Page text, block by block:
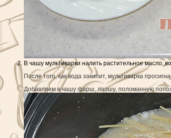
В чашу мультиварки налить растительное масло,
После того, как вода закипит, мультиварка
Добавляем в чашу фарш, лапшу, поломанную